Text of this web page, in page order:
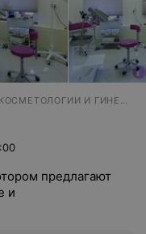
МЕДИЦИНСКИЙ ЦЕНТР ЭСТЕТИЧЕСКОЙ КОСМЕТОЛОГИИ И ГИНЕКОЛОГИИ
предлагают
и